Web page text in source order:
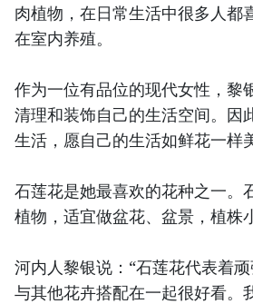
肉植物，在日常生活中很多人都
在室内养殖。
作为一位有品位的现代女性，黎
清理和装饰自己的生活空间。因
生活，愿自己的生活如鲜花一样
石莲花是她最喜欢的花种之一。
植物，适宜做盆花、盆景，植株
河内人黎银说：“石莲花代表着
与其他花卉搭配在一起很好看。